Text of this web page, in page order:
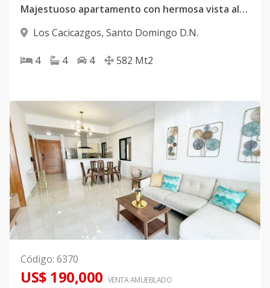
Majestuoso apartamento con hermosa vista al mar en la Av. Anacaona
Los Cacicazgos, Santo Domingo D.N.
4 4 4 582 Mt2
Código: 6370
US$ 190,000 VENTA AMUEBLADO